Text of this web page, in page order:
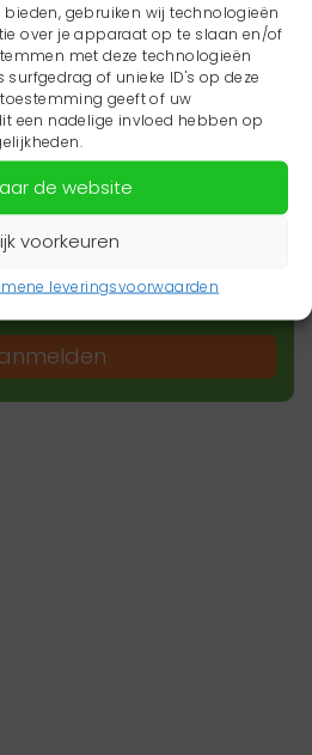
gebruiken wij technologieën
over je apparaat op te slaan en/of
met deze technologieën
of unieke ID's op deze
toestemming geeft of uw
een nadelige invloed hebben op
de website
voorkeuren
leveringsvoorwaarden
van het laatste
Schrijf je dan in voor